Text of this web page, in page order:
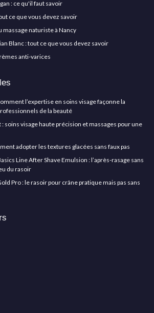
: ce qu'il faut savoir
ce que vous devez savoir
massage naturiste à Nancy
Blanc : tout ce que vous devez savoir
anti-varices
l’expertise en soins visage façonne la
de la beauté
: soins visage haute précision et massages pour une
adopter les textures glacées sans faux pas
Line After Shave Emulsion : l’après-rasage sans
du rasoir
Pro : le rasoir pour crâne pratique mais pas sans